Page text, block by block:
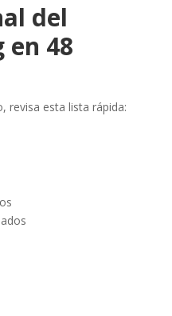
del
en 48
revisa esta lista rápida: